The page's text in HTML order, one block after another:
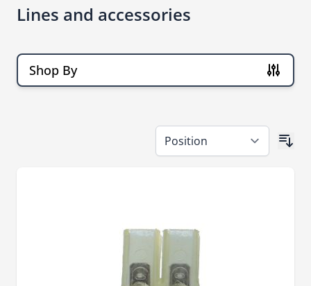
Lines and accessories
Shop By